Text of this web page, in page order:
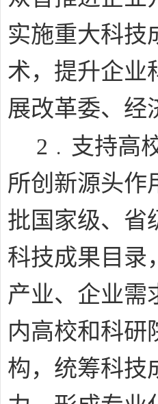
实施重大科技
术，提升企业
展改革委、经
2 ﹒ 支持高
所创新源头作
批国家级、省
科技成果目录
产业、企业需
内高校和科研
构，统筹科技